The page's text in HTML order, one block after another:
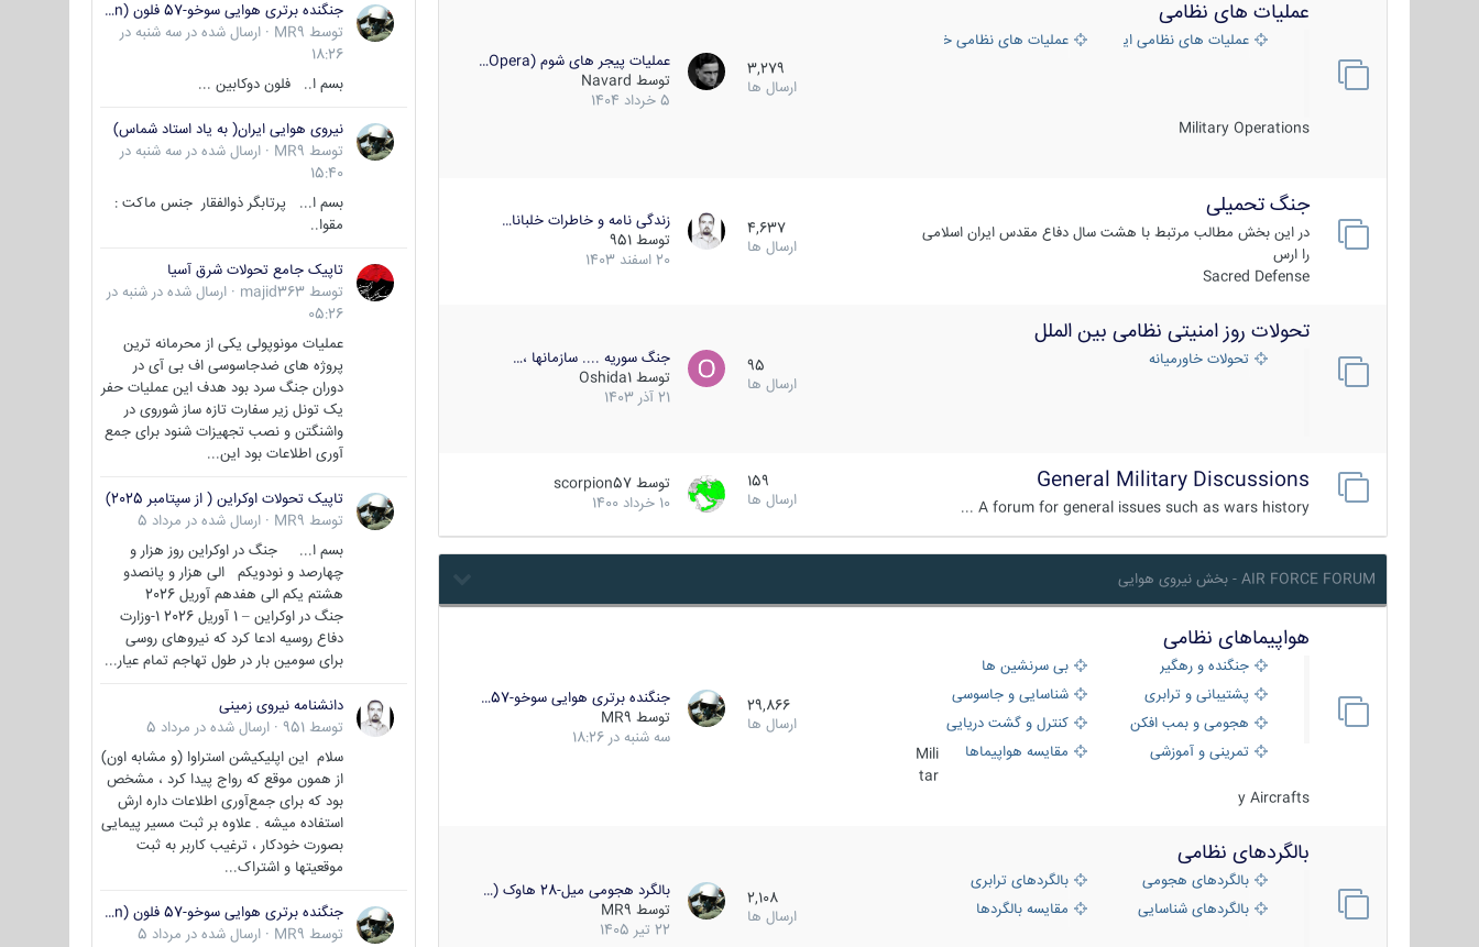
عملیات های نظامی
عملیات های نظامی ایران عملیات های نظامی خارجی
Military Operations
3,279
ارسال ها
عملیات پیجر های شوم (Opera…
توسط Navard
5 خرداد 1404
جنگ تحمیلی
در این بخش مطالب مرتبط با هشت سال دفاع مقدس ایران اسلامی
را ارس
Sacred Defense
4,637
ارسال ها
زندگی نامه و خاطرات خلبانا…
توسط 951
20 اسفند 1403
تحولات روز امنیتی نظامی بین الملل
تحولات خاورمیانه
95
ارسال ها
جنگ سوریه .... سازمانها ،…
توسط Oshida1
21 آذر 1403
General Military Discussions
A forum for general issues such as wars history ...
159
ارسال ها
توسط scorpion57
10 خرداد 1400
AIR FORCE FORUM - بخش نیروی هوایی
هواپیماهای نظامی
جنگنده و رهگیر
بی سرنشین ها
پشتیبانی و ترابری
شناسایی و جاسوسی
هجومی و بمب افکن
کنترل و گشت دریایی
تمرینی و آموزشی
مقایسه هواپیماها
Mili
tar
y Aircrafts
29,866
ارسال ها
جنگنده برتری هوایی سوخو-57…
توسط MR9
سه شنبه در 18:26
بالگردهای نظامی
بالگردهای هجومی
بالگردهای ترابری
بالگردهای شناسایی
مقایسه بالگردها
2,108
ارسال ها
بالگرد هجومی میل-28 هاوک (…
توسط MR9
22 تیر 1405
جنگنده برتری هوایی سوخو-57 فلون (Su-57/Felon)
توسط MR9
· ارسال شده در سه شنبه در
18:26
بسم ا.. فلون دوکابین ...
نیروی هوایی ایران( به یاد استاد شماس)
توسط MR9
· ارسال شده در سه شنبه در
15:40
بسم ا... پرتابگر ذوالفقار جنس ماکت :
مقوا..
تاپیک جامع تحولات شرق آسیا
توسط majid363
· ارسال شده در شنبه در
05:26
عملیات مونوپولی یکی از محرمانه ترین
پروژه های ضدجاسوسی اف بی آی در
دوران جنگ سرد بود هدف این عملیات حفر
یک تونل زیر سفارت تازه ساز شوروی در
واشنگتن و نصب تجهیزات شنود برای جمع
آوری اطلاعات بود این...
تاپیک تحولات اوکراین ( از سپتامبر 2025)
توسط MR9
· ارسال شده در مرداد 5
بسم ا... جنگ در اوکراین روز هزار و
چهارصد و نودویکم الی هزار و پانصدو
هشتم یکم الی هفدهم آوریل 2026
جنگ در اوکراین – 1 آوریل 2026 1-وزارت
دفاع روسیه ادعا کرد که نیروهای روسی
برای سومین بار در طول تهاجم تمام عیار...
دانشنامه نیروی زمینی
توسط 951
· ارسال شده در مرداد 5
سلام این اپلیکیشن استراوا (و مشابه اون)
از همون موقع که رواج پیدا کرد ، مشخص
بود که برای جمع‌آوری اطلاعات داره ارش
استفاده میشه . علاوه بر ثبت مسیر پیمایی
بصورت خودکار ، ترغیب کاربر به ثبت
موقعیتها و اشتراک‌...
جنگنده برتری هوایی سوخو-57 فلون (Su-57/Felon)
توسط MR9
· ارسال شده در مرداد 5